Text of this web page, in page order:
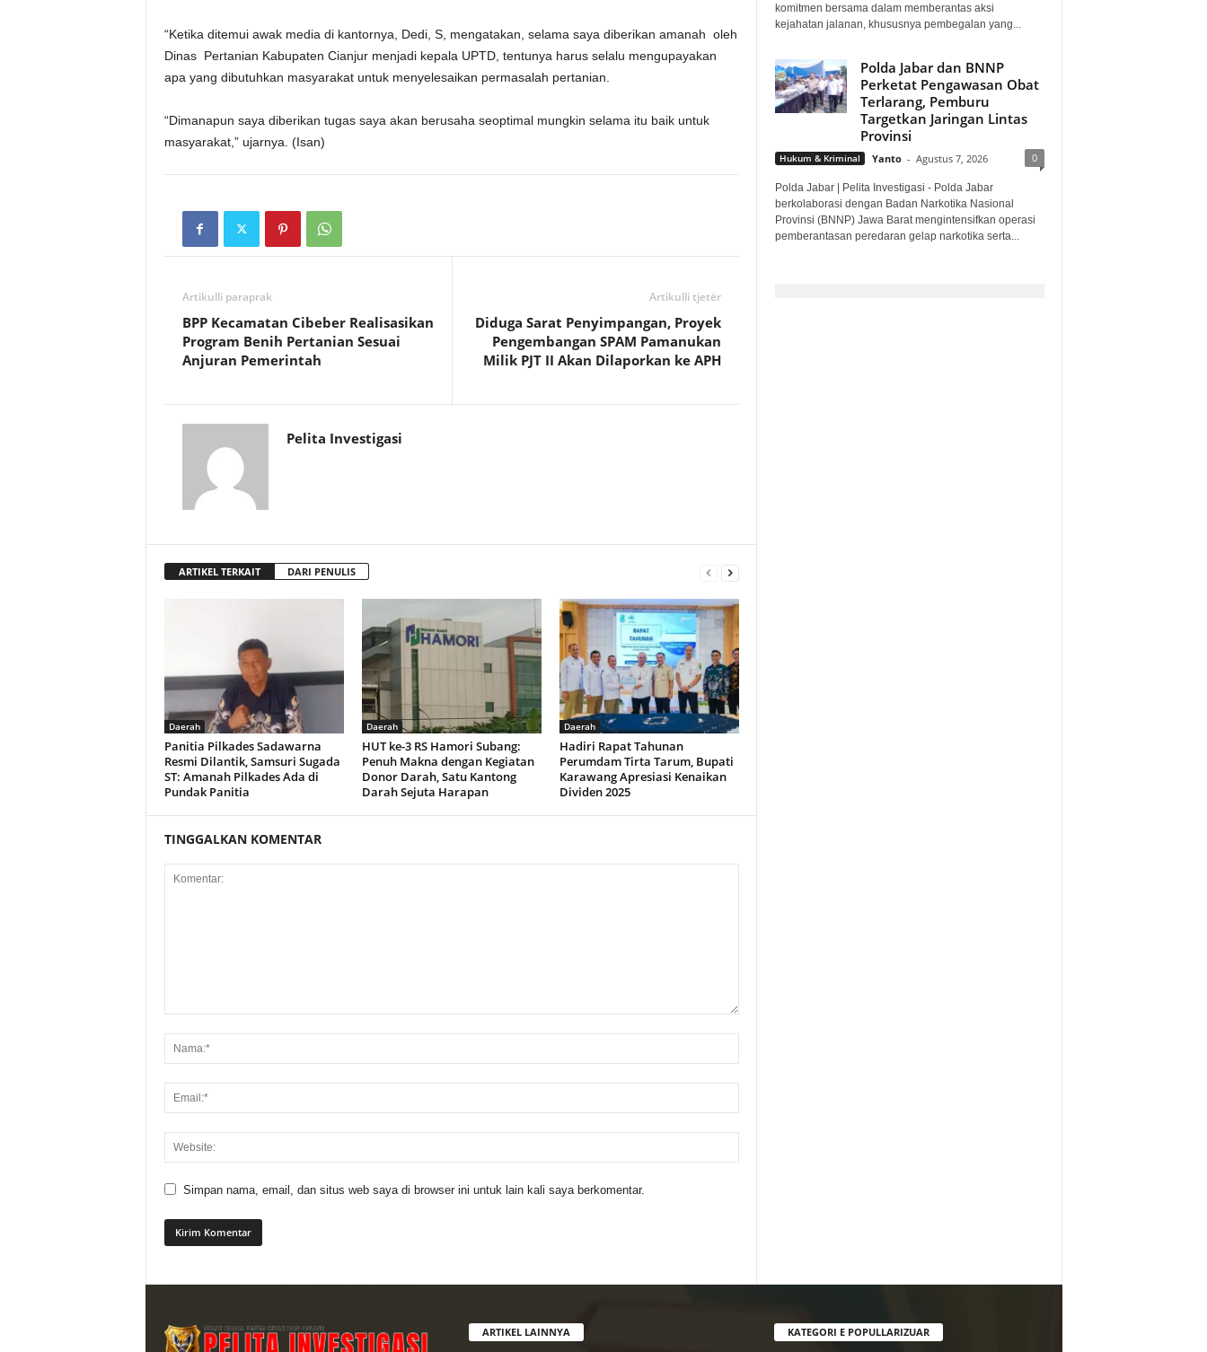
“Ketika ditemui awak media di kantornya, Dedi, S, mengatakan, selama saya diberikan amanah oleh
Dinas Pertanian Kabupaten Cianjur menjadi kepala UPTD, tentunya harus selalu mengupayakan
apa yang dibutuhkan masyarakat untuk menyelesaikan permasalah pertanian.
“Dimanapun saya diberikan tugas saya akan berusaha seoptimal mungkin selama itu baik untuk
masyarakat,” ujarnya. (Isan)
Artikulli paraprak
BPP Kecamatan Cibeber Realisasikan
Program Benih Pertanian Sesuai
Anjuran Pemerintah
Artikulli tjetër
Diduga Sarat Penyimpangan, Proyek
Pengembangan SPAM Pamanukan
Milik PJT II Akan Dilaporkan ke APH
Pelita Investigasi
ARTIKEL TERKAIT DARI PENULIS
Daerah
Panitia Pilkades Sadawarna
Resmi Dilantik, Samsuri Sugada
ST: Amanah Pilkades Ada di
Pundak Panitia
Daerah
HUT ke-3 RS Hamori Subang:
Penuh Makna dengan Kegiatan
Donor Darah, Satu Kantong
Darah Sejuta Harapan
Daerah
Hadiri Rapat Tahunan
Perumdam Tirta Tarum, Bupati
Karawang Apresiasi Kenaikan
Dividen 2025
TINGGALKAN KOMENTAR
Simpan nama, email, dan situs web saya di browser ini untuk lain kali saya berkomentar.
komitmen bersama dalam memberantas aksi
kejahatan jalanan, khususnya pembegalan yang...
Polda Jabar dan BNNP
Perketat Pengawasan Obat
Terlarang, Pemburu
Targetkan Jaringan Lintas
Provinsi
Hukum & Kriminal Yanto - Agustus 7, 2026 0
Polda Jabar | Pelita Investigasi - Polda Jabar
berkolaborasi dengan Badan Narkotika Nasional
Provinsi (BNNP) Jawa Barat mengintensifkan operasi
pemberantasan peredaran gelap narkotika serta...
ARTIKEL LAINNYA KATEGORI E POPULLARIZUAR